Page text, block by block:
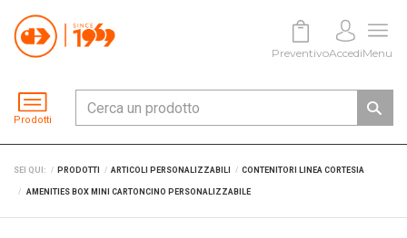
Prodotti
PreventivoAccediMenu
SEI QUI: PRODOTTI ARTICOLI PERSONALIZZABILI CONTENITORI LINEA CORTESIA
AMENITIES BOX MINI CARTONCINO PERSONALIZZABILE